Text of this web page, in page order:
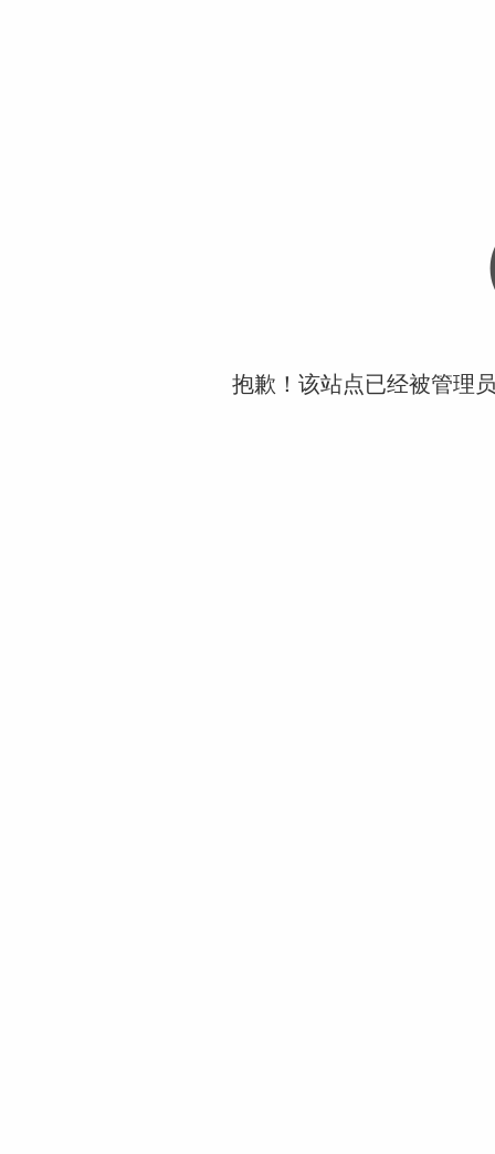
抱歉！该站点已经被管理